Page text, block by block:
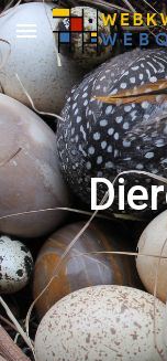
Skip to main